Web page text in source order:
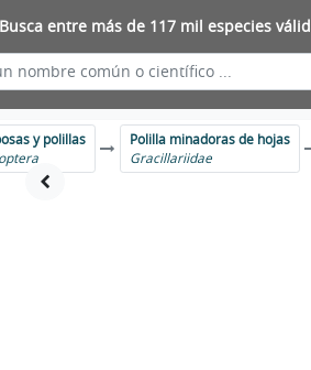
Busca entre más de 117 mil especies
y polillas
Polilla minadoras de hojas
Gracillariidae